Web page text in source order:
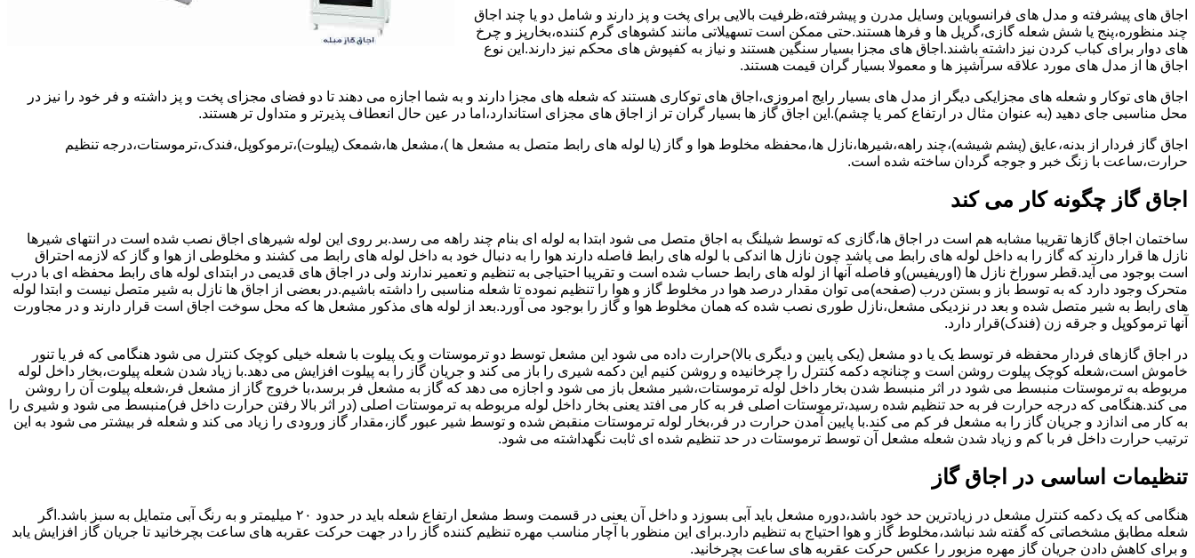
اجاق های پیشرفته و مدل های فرانسویاین وسایل مدرن و پیشرفته،ظرفیت بالایی برای پخت و پز دارند و شامل دو یا چند اجاق
چند منظوره،پنج یا شش شعله گازی،گریل ها و فرها هستند.حتی ممکن است تسهیلاتی مانند کشوهای گرم کننده،بخارپز و چرخ
های دوار برای کباب کردن نیز داشته باشند.اجاق های مجزا بسیار سنگین هستند و نیاز به کفپوش های محکم نیز دارند.این نوع
اجاق ها از مدل های مورد علاقه سرآشپز ها و معمولا بسیار گران قیمت هستند.
اجاق های توکار و شعله های مجزایکی دیگر از مدل های بسیار رایج امروزی،اجاق های توکاری هستند که شعله های مجزا دارند و به شما اجازه می دهند تا دو فضای مجزای پخت و پز داشته و فر خود را نیز در
محل مناسبی جای دهید (به عنوان مثال در ارتفاع کمر یا چشم).این اجاق گاز ها بسیار گران تر از اجاق های مجزای استاندارد،اما در عین حال انعطاف پذیرتر و متداول تر هستند.
اجاق گاز فردار از بدنه،عایق (پشم شیشه)،چند راهه،شیرها،نازل ها،محفظه مخلوط هوا و گاز (یا لوله های رابط متصل به مشعل ها )،مشعل ها،شمعک (پیلوت)،ترموکوپل،فندک،ترموستات،درجه تنظیم
حرارت،ساعت با زنگ خبر و جوجه گردان ساخته شده است.
اجاق گاز چگونه کار می کند
ساختمان اجاق گازها تقریبا مشابه هم است در اجاق ها،گازی که توسط شیلنگ به اجاق متصل می شود ابتدا به لوله ای بنام چند راهه می رسد.بر روی این لوله شیرهای اجاق نصب شده است در انتهای شیرها
نازل ها قرار دارند که گاز را به داخل لوله های رابط می پاشد چون نازل ها اندکی با لوله های رابط فاصله دارند هوا را به دنبال خود به داخل لوله های رابط می کشند و مخلوطی از هوا و گاز که لازمه احتراق
است بوجود می آید.قطر سوراخ نازل ها (اوریفیس)و فاصله آنها از لوله های رابط حساب شده است و تقریبا احتیاجی به تنظیم و تعمیر ندارند ولی در اجاق های قدیمی در ابتدای لوله های رابط محفظه ای با درب
متحرک وجود دارد که به توسط باز و بستن درب (صفحه)می توان مقدار درصد هوا در مخلوط گاز و هوا را تنظیم نموده تا شعله مناسبی را داشته باشیم.در بعضی از اجاق ها نازل به شیر متصل نیست و ابتدا لوله
های رابط به شیر متصل شده و بعد در نزدیکی مشعل،نازل طوری نصب شده که همان مخلوط هوا و گاز را بوجود می آورد.بعد از لوله های مذکور مشعل ها که محل سوخت اجاق است قرار دارند و در مجاورت
آنها ترموکوپل و جرقه زن (فندک)قرار دارد.
در اجاق گازهای فردار محفظه فر توسط یک یا دو مشعل (یکی پایین و دیگری بالا)حرارت داده می شود این مشعل توسط دو ترموستات و یک پیلوت با شعله خیلی کوچک کنترل می شود هنگامی که فر یا تنور
خاموش است،شعله کوچک پیلوت روشن است و چنانچه دکمه کنترل را چرخانیده و روشن کنیم این دکمه شیری را باز می کند و جریان گاز را به پیلوت افزایش می دهد.با زیاد شدن شعله پیلوت،بخار داخل لوله
مربوطه به ترموستات منبسط می شود در اثر منبسط شدن بخار داخل لوله ترموستات،شیر مشعل باز می شود و اجازه می دهد که گاز به مشعل فر برسد،با خروج گاز از مشعل فر،شعله پیلوت آن را روشن
می کند.هنگامی که درجه حرارت فر به حد تنظیم شده رسید،ترموستات اصلی فر به کار می افتد یعنی بخار داخل لوله مربوطه به ترموستات اصلی (در اثر بالا رفتن حرارت داخل فر)منبسط می شود و شیری را
به کار می اندازد و جریان گاز را به مشعل فر کم می کند.با پایین آمدن حرارت در فر،بخار لوله ترموستات منقبض شده و توسط شیر عبور گاز،مقدار گاز ورودی را زیاد می کند و شعله فر بیشتر می شود به این
ترتیب حرارت داخل فر با کم و زیاد شدن شعله مشعل آن توسط ترموستات در حد تنظیم شده ای ثابت نگهداشته می شود.
تنظیمات اساسی در اجاق گاز
هنگامی که یک دکمه کنترل مشعل در زیادترین حد خود باشد،دوره مشعل باید آبی بسوزد و داخل آن یعنی در قسمت وسط مشعل ارتفاع شعله باید در حدود ۲۰ میلیمتر و به رنگ آبی متمایل به سبز باشد.اگر
شعله مطابق مشخصاتی که گفته شد نباشد،مخلوط گاز و هوا احتیاج به تنظیم دارد.برای این منظور با آچار مناسب مهره تنظیم کننده گاز را در جهت حرکت عقربه های ساعت بچرخانید تا جریان گاز افزایش یابد
و برای کاهش دادن جریان گاز مهره مزبور را عکس حرکت عقربه های ساعت بچرخانید.